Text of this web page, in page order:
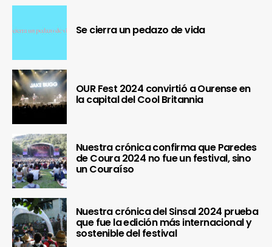
Se cierra un pedazo de vida
OUR Fest 2024 convirtió a Ourense en
la capital del Cool Britannia
Nuestra crónica confirma que Paredes
de Coura 2024 no fue un festival, sino
un Couraíso
Nuestra crónica del Sinsal 2024 prueba
que fue la edición más internacional y
sostenible del festival